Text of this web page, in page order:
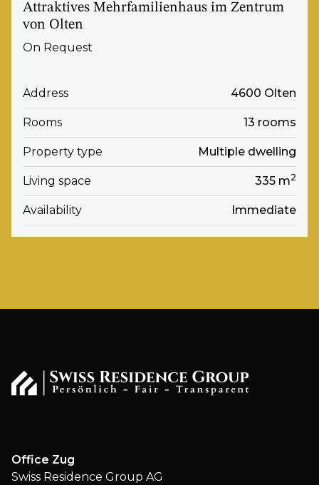
Attraktives Mehrfamilienhaus im Zentrum
von Olten
On Request
Address 4600 Olten
Rooms 13 rooms
Property type Multiple dwelling
Living space 335 m2
Availability Immediate
Office Zug
Swiss Residence Group AG